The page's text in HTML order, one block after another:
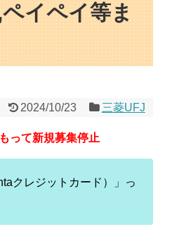
イペイ等ま
2024/10/23 三菱UFJ
って新規募集停止
クレジットカード）」っ